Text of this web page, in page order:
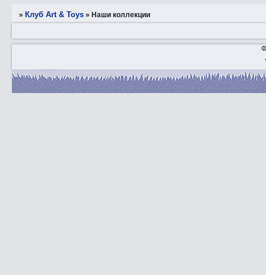
» Клуб Art & Toys »Наши коллекции